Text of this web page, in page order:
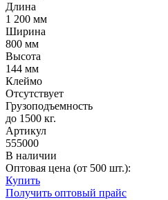
Длина
1 200 мм
Ширина
800 мм
Высота
144 мм
Клеймо
Отсутствует
Грузоподъемность
до 1500 кг.
Артикул
555000
В наличии
Оптовая цена (от 500 шт.):
Купить
Получить оптовый прайс